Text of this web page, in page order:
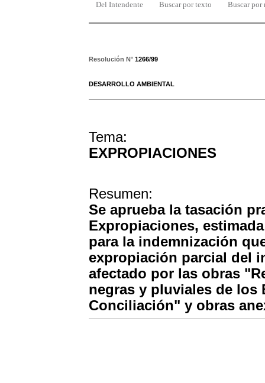
Del Intendente Buscar por texto Buscar por
Resolución N° 1266/99
DESARROLLO AMBIENTAL
Tema:
EXPROPIACIONES
Resumen:
Se aprueba la tasación
Expropiaciones,
para la indemnización
expropiación parcial del
afectado por las obras
negras y pluviales de los
Conciliación" y obras